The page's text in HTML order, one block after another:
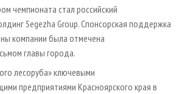
МЕБЕЛИ
REVIEW
чемпионата стал российский
Segezha Group. Спонсорская поддержка
компании была отмечена
главы города.
лесоруба» ключевыми
предприятиями Красноярского края в